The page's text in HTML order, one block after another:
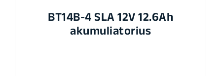
BT14B-4 SLA 12V 12.6Ah
akumuliatorius